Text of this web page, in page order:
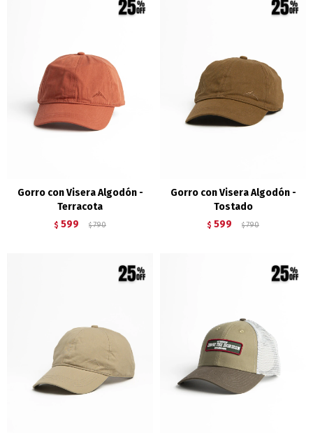
Gorro con Visera Algodón -
Terracota
$ 599 $ 790
Gorro con Visera Algodón -
Tostado
$ 599 $ 790